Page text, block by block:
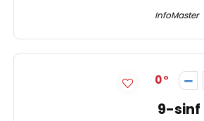
InfoMaster
0
9-sinf